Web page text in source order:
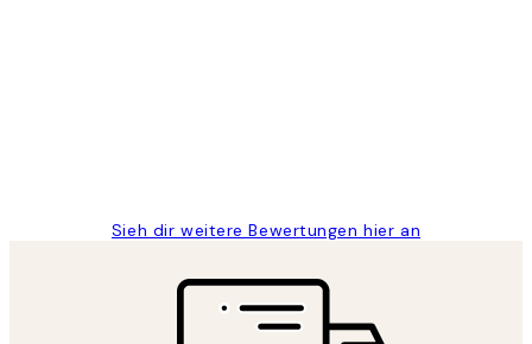
Sieh dir weitere Bewertungen hier an